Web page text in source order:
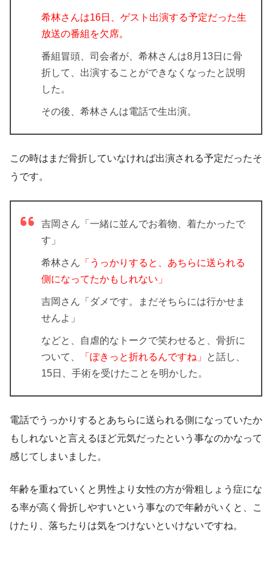
希林さんは16日、ゲスト出演する予定だった生
放送の番組を欠席。
番組冒頭、司会者が、希林さんは8月13日に骨
折して、出演することができなくなったと説明
した。
その後、希林さんは電話で生出演。
この時はまだ骨折していなければ出演される予定だったそ
うです。
吉岡さん「一緒に並んでお着物、着たかったで
す」
希林さん 「うっかりすると、あちらに送られる
側になってたかもしれない」
吉岡さん「ダメです。まだそちらには行かせま
せんよ」
などと、自虐的なトークで笑わせると、骨折に
ついて、
「ぽきっと折れるんですね」
と話し、
15日、手術を受けたことを明かした。
電話でうっかりするとあちらに送られる側になっていたか
もしれないと言えるほど元気だったという事なのかなって
感じてしまいました。
年齢を重ねていくと男性より女性の方が骨粗しょう症にな
る率が高く骨折しやすいという事なので年齢がいくと、こ
けたり、落ちたりは気をつけないといけないですね。